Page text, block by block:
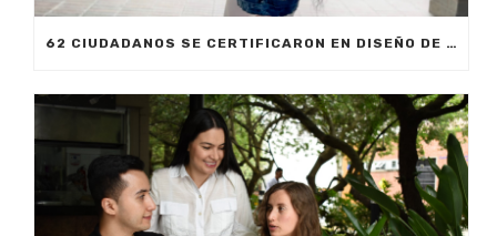
62 CIUDADANOS SE CERTIFICARON EN DISEÑO DE VESTUARIO ESCÉNICO CON SAPIENCIA